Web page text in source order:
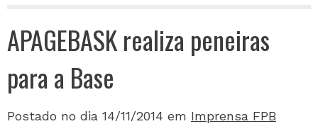
APAGEBASK realiza peneiras
para a Base
Postado no dia 14/11/2014 em Imprensa FPB